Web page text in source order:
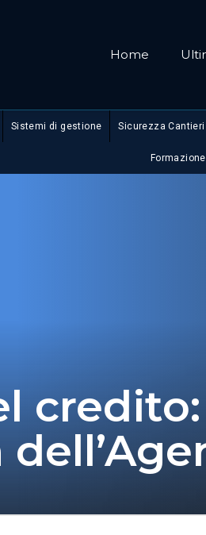
Home
Sistemi di gestione Sicurezza Cantieri
Formazione